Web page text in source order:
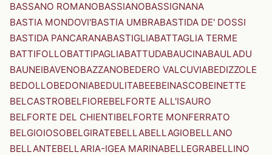
BASSANO ROMANOBASSIANOBASSIGNANA
BASTIA MONDOVI'BASTIA UMBRABASTIDA DE' DOSSI
BASTIDA PANCARANABASTIGLIABATTAGLIA TERME
BATTIFOLLOBATTIPAGLIABATTUDABAUCINABAULADU
BAUNEIBAVENOBAZZANOBEDERO VALCUVIABEDIZZOLE
BEDOLLOBEDONIABEDULITABEEBEINASCOBEINETTE
BELCASTROBELFIOREBELFORTE ALL'ISAURO
BELFORTE DEL CHIENTIBELFORTE MONFERRATO
BELGIOIOSOBELGIRATEBELLABELLAGIOBELLANO
BELLANTEBELLARIA-IGEA MARINABELLEGRABELLINO